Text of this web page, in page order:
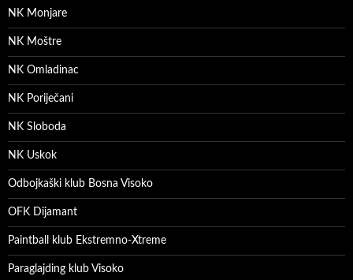
NK Monjare
NK Moštre
NK Omladinac
NK Poriječani
NK Sloboda
NK Uskok
Odbojkaški klub Bosna Visoko
OFK Dijamant
Paintball klub Ekstremno-Xtreme
Paraglajding klub Visoko